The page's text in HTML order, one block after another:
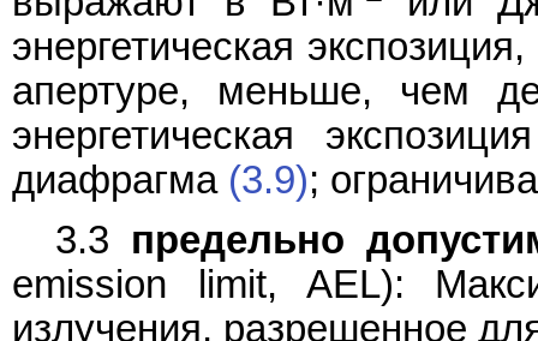
энергетическая
апертуре, меньше, чем
энергетическая
диафрагма (3.9);
3.3 предельно
emission limit, AEL):
излучения, разрешенное